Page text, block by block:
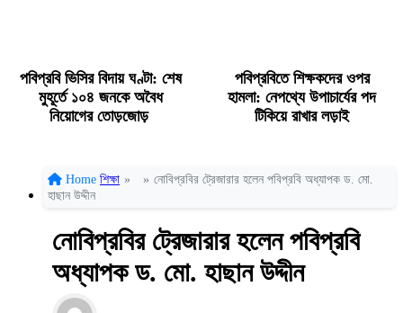
পবিপ্রবি ভিসির বিদায় ঘণ্টা: শেষ
মুহূর্তে ১০৪ জনকে অবৈধ
নিয়োগের তোড়জোড়
পবিপ্রবিতে শিক্ষকদের ওপর
হামলা: নেপথ্যে উপাচার্যের পদ
টিকিয়ে রাখার লড়াই
Home শিক্ষা » » নোবিপ্রবির ট্রেজারার হলেন পবিপ্রবি অধ্যাপক ড. মো.
হাছান উদ্দীন
নোবিপ্রবির ট্রেজারার হলেন পবিপ্রবি
অধ্যাপক ড. মো. হাছান উদ্দীন